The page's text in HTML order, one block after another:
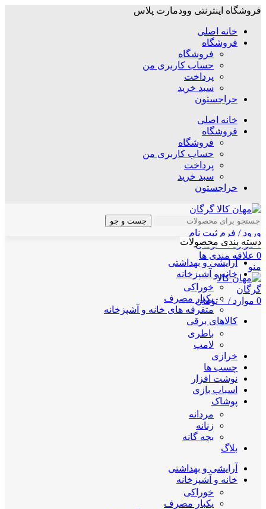
فروشگاه اینترنتی وودمارت پلاس
خانه اصلی
فروشگاه
فروشگاه
حساب کاربری من
پرداخت
سبد خرید
حراجستون
خانه اصلی
فروشگاه
فروشگاه
حساب کاربری من
پرداخت
سبد خرید
حراجستون
جست و جو
ورود / فرم ثبت نام
0 موارد / ۰ تومان
0 علاقه مندی ها
منو
0 موارد / ۰ تومان
دسته بندی محصولات
آرایشی و بهداشتی
خانه و آشپزخانه
خوراکی
یکبار مصرف
متفرقه های خانه و آشپزخانه
کالاهای برقی
باطری
لامپ
خرازی
چسب ها
نوشت افزار
اسباب بازی
پوشاک
مردانه
زنانه
بچه گانه
بلاگ
آرایشی و بهداشتی
خانه و آشپزخانه
خوراکی
یکبار مصرف